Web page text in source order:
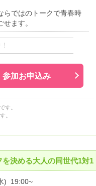
らではのトークで青春時
ます。
参加お申込み
す。
。
を決める大人の同世代1対1
) 19:00~